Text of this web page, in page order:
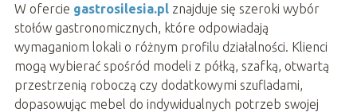
W ofercie gastrosilesia.pl znajduje się szeroki wybór
stołów gastronomicznych, które odpowiadają
wymaganiom lokali o różnym profilu działalności. Klienci
mogą wybierać spośród modeli z półką, szafką, otwartą
przestrzenią roboczą czy dodatkowymi szufladami,
dopasowując mebel do indywidualnych potrzeb swojej